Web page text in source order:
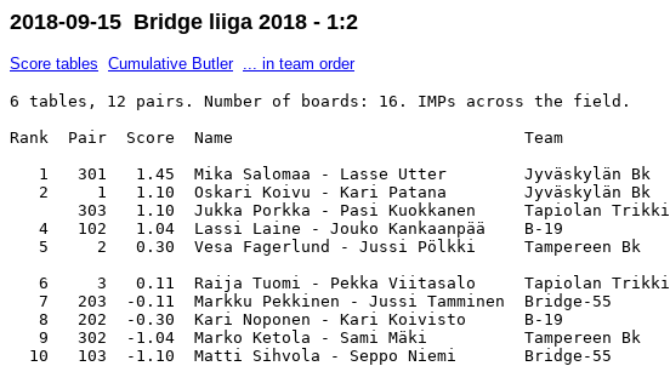
2018-09-15 Bridge liiga 2018 - 1:2
Score tables Cumulative Butler ... in team order
6 tables, 12 pairs. Number of boards: 16. IMPs across the field.
Rank  Pair  Score  Name                              Team
   1   301   1.45  Mika Salomaa - Lasse Utter        Jyväskylän Bk
   2     1   1.10  Oskari Koivu - Kari Patana        Jyväskylän Bk
       303   1.10  Jukka Porkka - Pasi Kuokkanen     Tapiolan Trikki
   4   102   1.04  Lassi Laine - Jouko Kankaanpää    B-19
   5     2   0.30  Vesa Fagerlund - Jussi Pölkki     Tampereen Bk
   6     3   0.11  Raija Tuomi - Pekka Viitasalo     Tapiolan Trikki
   7   203  -0.11  Markku Pekkinen - Jussi Tamminen  Bridge-55
   8   202  -0.30  Kari Noponen - Kari Koivisto      B-19
   9   302  -1.04  Marko Ketola - Sami Mäki          Tampereen Bk
  10   103  -1.10  Matti Sihvola - Seppo Niemi       Bridge-55